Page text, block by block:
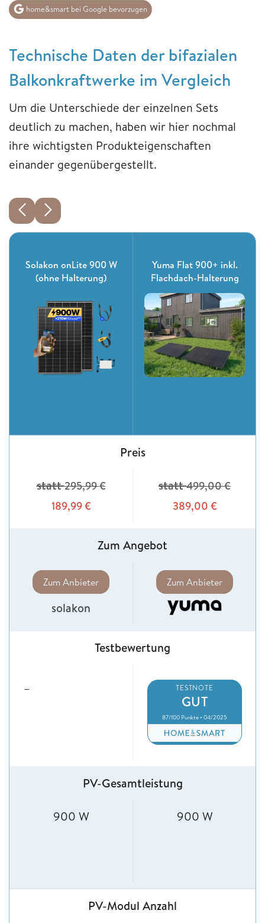
home&smart bei Google bevorzugen
Technische Daten der bifazialen
Balkonkraftwerke im Vergleich
Um die Unterschiede der einzelnen Sets
deutlich zu machen, haben wir hier nochmal
ihre wichtigsten Produkteigenschaften
einander gegenübergestellt.
Solakon onLite 900 W
(ohne Halterung)
Yuma Flat 900+ inkl.
Flachdach-Halterung
Preis
statt295,99€
189,99€
statt499,00€
389,00 €
Zum Angebot
Zum Anbieter
solakon
Zum Anbieter
Testbewertung
– TESTNOTE
GUT
87/100 Punkte • 04/2025
PV-Gesamtleistung
900 W 900 W
PV-Modul Anzahl